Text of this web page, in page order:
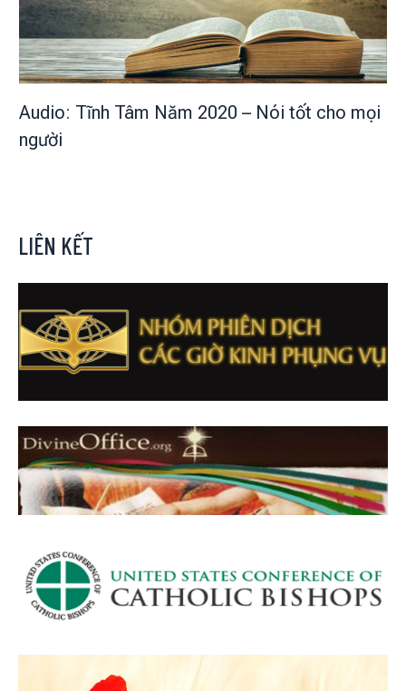
Audio: Tĩnh Tâm Năm 2020 – Nói tốt cho mọi
người
LIÊN KẾT